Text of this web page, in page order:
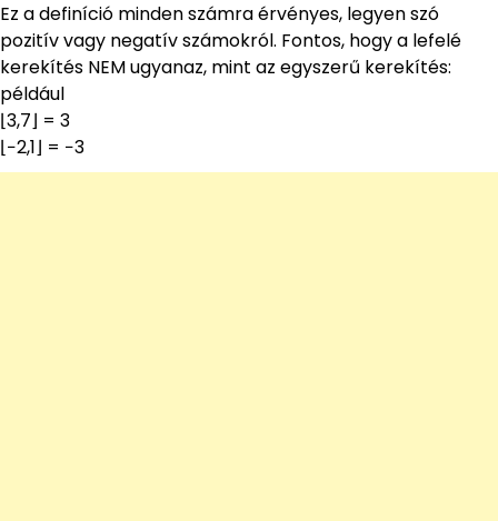
Ez a definíció minden számra érvényes, legyen szó
pozitív vagy negatív számokról. Fontos, hogy a lefelé
kerekítés NEM ugyanaz, mint az egyszerű kerekítés:
például
⌊3,7⌋ = 3
⌊−2,1⌋ = −3